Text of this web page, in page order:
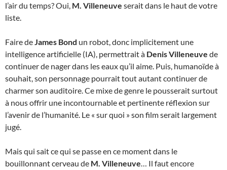
l’air du temps? Oui, M. Villeneuve serait dans le haut de votre
liste.
Faire deJames Bond un robot, donc implicitement une
intelligence artificielle (IA), permettrait à Denis Villeneuve de
continuer de nager dans les eaux qu’il aime. Puis, humanoïde à
souhait, son personnage pourrait tout autant continuer de
charmer son auditoire. Ce mixe de genre le pousserait surtout
à nous offrir une incontournable et pertinente réflexion sur
l’avenir de l’humanité. Le « sur quoi » son film serait largement
jugé.
Mais qui sait ce qui se passe en ce moment dans le
bouillonnant cerveau de M. Villeneuve… Il faut encore